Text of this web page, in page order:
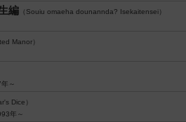
編 （Souiu omaeha dounannda? Isekaitensei）
Manor）
～
Dice）
年～